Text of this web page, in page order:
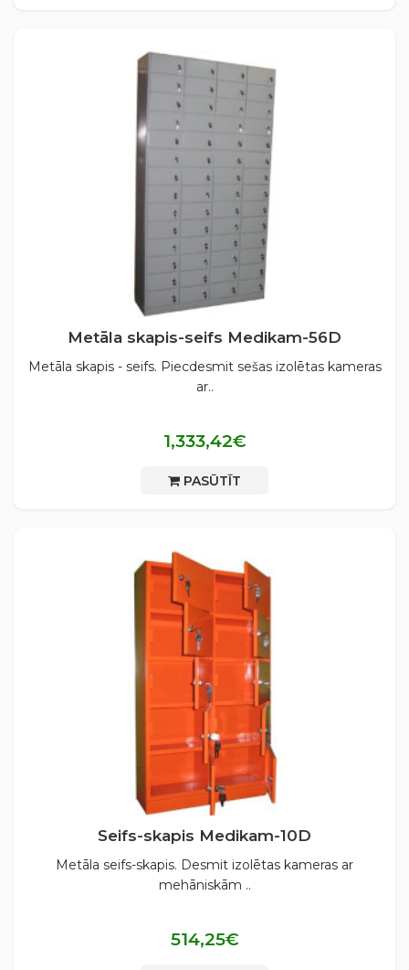
Metāla skapis-seifs Medikam-56D
Metāla skapis - seifs. Piecdesmit sešas izolētas kameras
ar..
1,333,42€
PASŪTĪT
Seifs-skapis Medikam-10D
Metāla seifs-skapis. Desmit izolētas kameras ar
mehāniskām ..
514,25€